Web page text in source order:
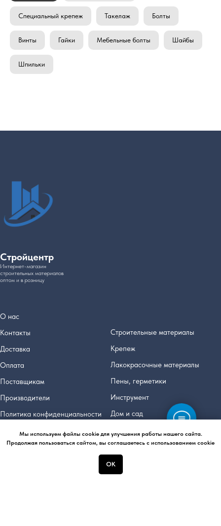
Специальный крепеж Такелаж Болты
Винты Гайки Мебельные болты Шайбы
Шпильки
Стройцентр
Интернет-магазин
cтроительных материалов
оптом и в розницу
О нас
Контакты
Доставка
Оплата
Поставщикам
Производители
Политика конфиденциальности
Строительные материалы
Крепеж
Лакокрасочные материалы
Пены, герметики
Инструмент
Дом и сад
Электрика и вентиляция
Мы используем файлы cookie для улучшения работы нашего сайта.
Продолжая пользоваться сайтом, вы соглашаетесь с использованием cookie
ОК